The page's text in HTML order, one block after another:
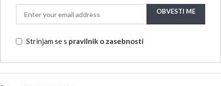
OBVESTI ME
Strinjam se s pravilnik o zasebnosti